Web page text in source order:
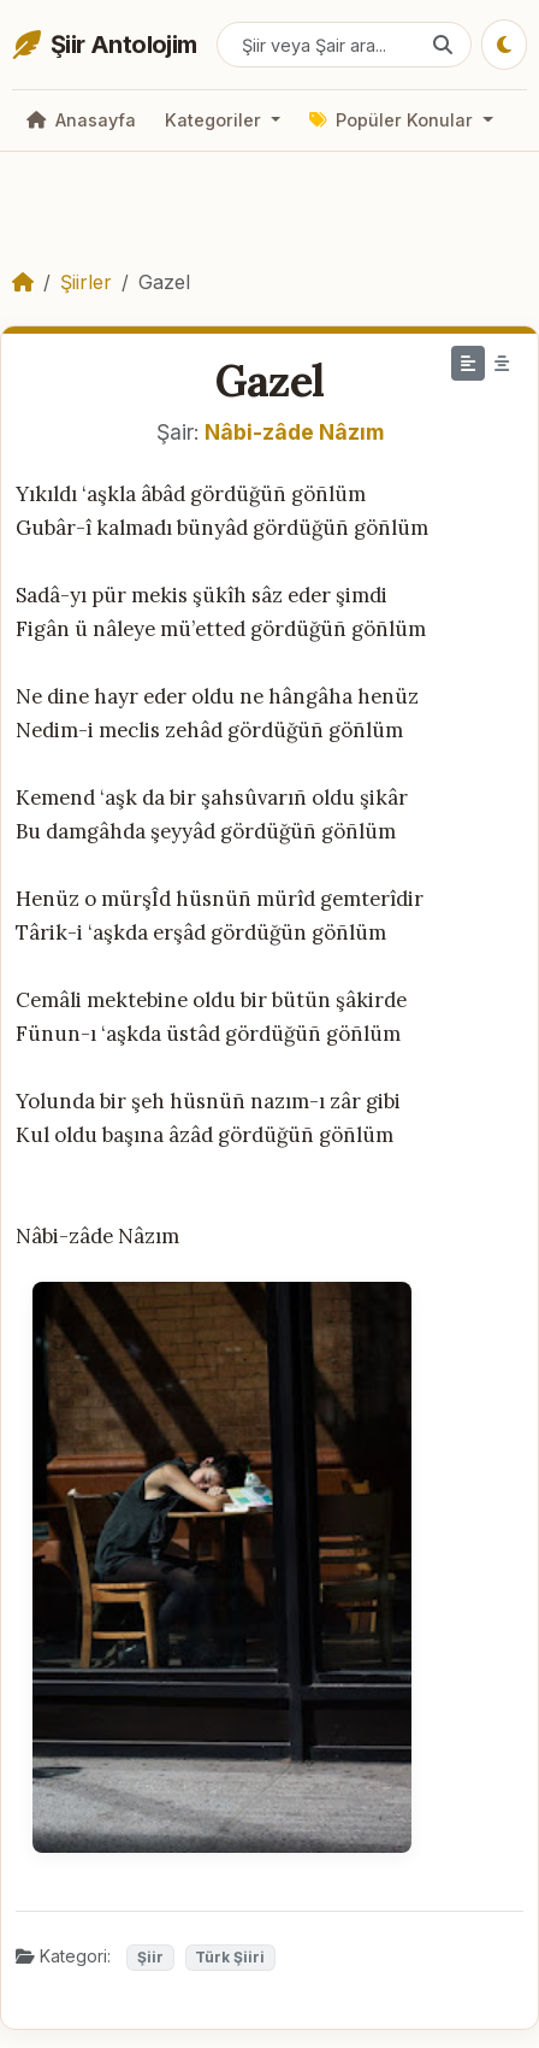
Şiir Antolojim
Anasayfa Kategoriler Popüler Konular
Şiirler Gazel
Gazel
Şair: Nâbi-zâde Nâzım
Yıkıldı ‘aşkla âbâd gördüğüñ göñlüm
Gubâr-î kalmadı bünyâd gördüğüñ göñlüm
Sadâ-yı pür mekis şükîh sâz eder şimdi
Figân ü nâleye mü’etted gördüğüñ göñlüm
Ne dine hayr eder oldu ne hângâha henüz
Nedim-i meclis zehâd gördüğüñ göñlüm
Kemend ‘aşk da bir şahsûvarıñ oldu şikâr
Bu damgâhda şeyyâd gördüğüñ göñlüm
Henüz o mürşÎd hüsnüñ mürîd gemterîdir
Târik-i ‘aşkda erşâd gördüğün göñlüm
Cemâli mektebine oldu bir bütün şâkirde
Fünun-ı ‘aşkda üstâd gördüğüñ göñlüm
Yolunda bir şeh hüsnüñ nazım-ı zâr gibi
Kul oldu başına âzâd gördüğüñ göñlüm
Nâbi-zâde Nâzım
Kategori: Şiir Türk Şiiri